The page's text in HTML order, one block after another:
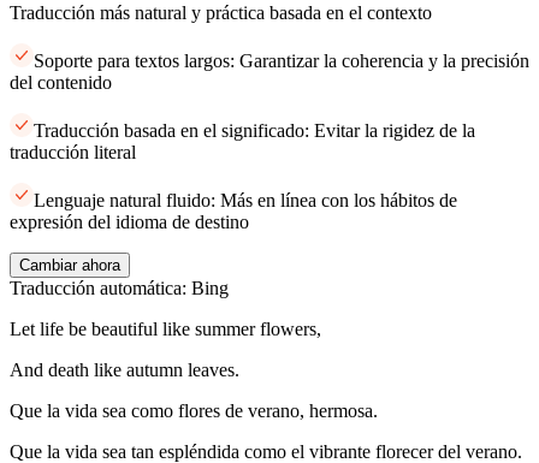
Traducción más natural y práctica basada en el contexto
Soporte para textos largos: Garantizar la coherencia y la precisión
del contenido
Traducción basada en el significado: Evitar la rigidez de la
traducción literal
Lenguaje natural fluido: Más en línea con los hábitos de
expresión del idioma de destino
Cambiar ahora
Traducción automática: Bing
Let life be beautiful like summer flowers,
And death like autumn leaves.
Que la vida sea como flores de verano, hermosa.
Que la vida sea tan espléndida como el vibrante florecer del verano.